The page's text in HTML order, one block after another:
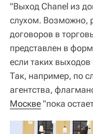
"Выход Chanel из
слухом. Возможно,
договоров в
представлен в
если таких
Так, например, по
агентства,
Москве "пока